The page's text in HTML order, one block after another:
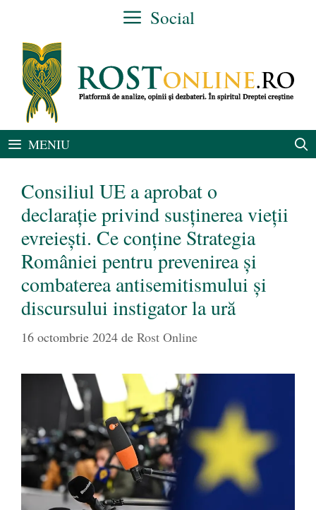
conținut
Social
MENIU
Consiliul UE a aprobat o
declarație privind susținerea vieții
evreiești. Ce conține Strategia
României pentru prevenirea și
combaterea antisemitismului și
discursului instigator la ură
16 octombrie 2024 de Rost Online